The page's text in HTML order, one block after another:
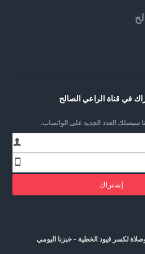
في قناة الراعي الصالح
سيصلك العدد الجديد على الواتساب.
إشتراك
لكسر قيود الخطية - خبزنا اليومي